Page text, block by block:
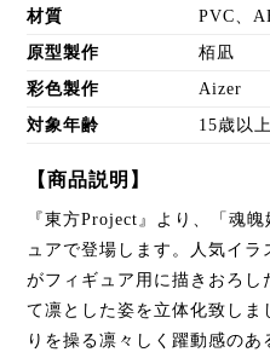
材質 PVC、
原型製作 栢凪
彩色製作 Aizer
対象年齢 15歳以上
【商品説明】
『東方Project』より、「魂
ュアで登場します。人気イ
がフィギュア用に描きおろし
て凛とした姿を立体化致し
りを操る凛々しく躍動感の